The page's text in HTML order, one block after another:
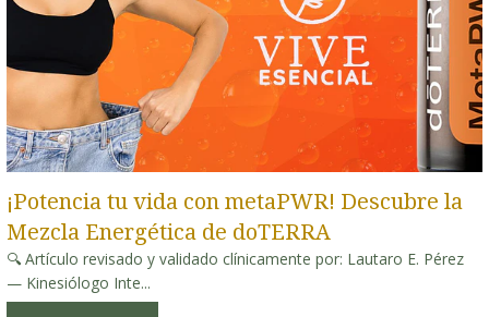
¡Potencia tu vida con metaPWR! Descubre la
Mezcla Energética de doTERRA
🔍 Artículo revisado y validado clínicamente por: Lautaro E. Pérez
— Kinesiólogo Inte...